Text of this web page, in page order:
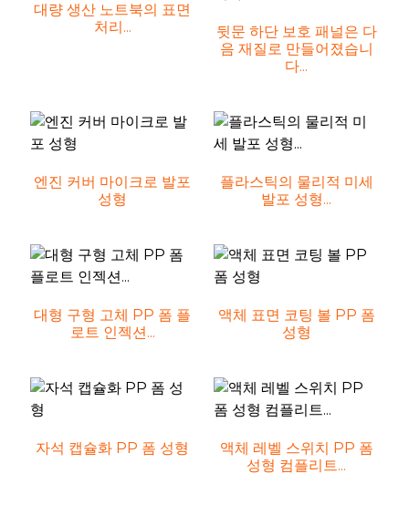
대량 생산 노트북의 표면
처리...
뒷문 하단 보호 패널은 다
음 재질로 만들어졌습니
다...
엔진 커버 마이크로 발포
성형
플라스틱의 물리적 미세
발포 성형...
대형 구형 고체 PP 폼 플
로트 인젝션...
액체 표면 코팅 볼 PP 폼
성형
자석 캡슐화 PP 폼 성형
액체 레벨 스위치 PP 폼
성형 컴플리트...